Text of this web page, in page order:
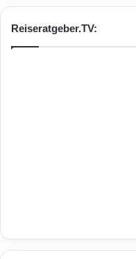
Reiseratgeber.TV: